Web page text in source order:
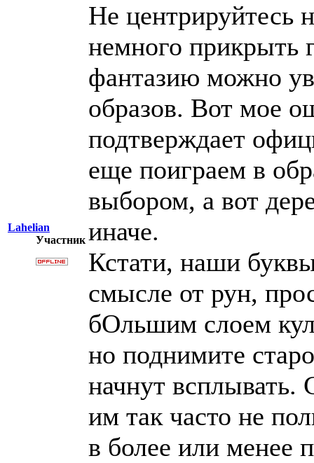
Lahelian
Участник
Не центрируйтесь
немного прикрыть
фантазию можно
образов. Вот мое
подтверждает
еще поиграем в
выбором, а вот
иначе.
Кстати, наши
смысле от рун,
бОльшим слоем
но поднимите
начнут всплывать.
им так часто не
в более или менее